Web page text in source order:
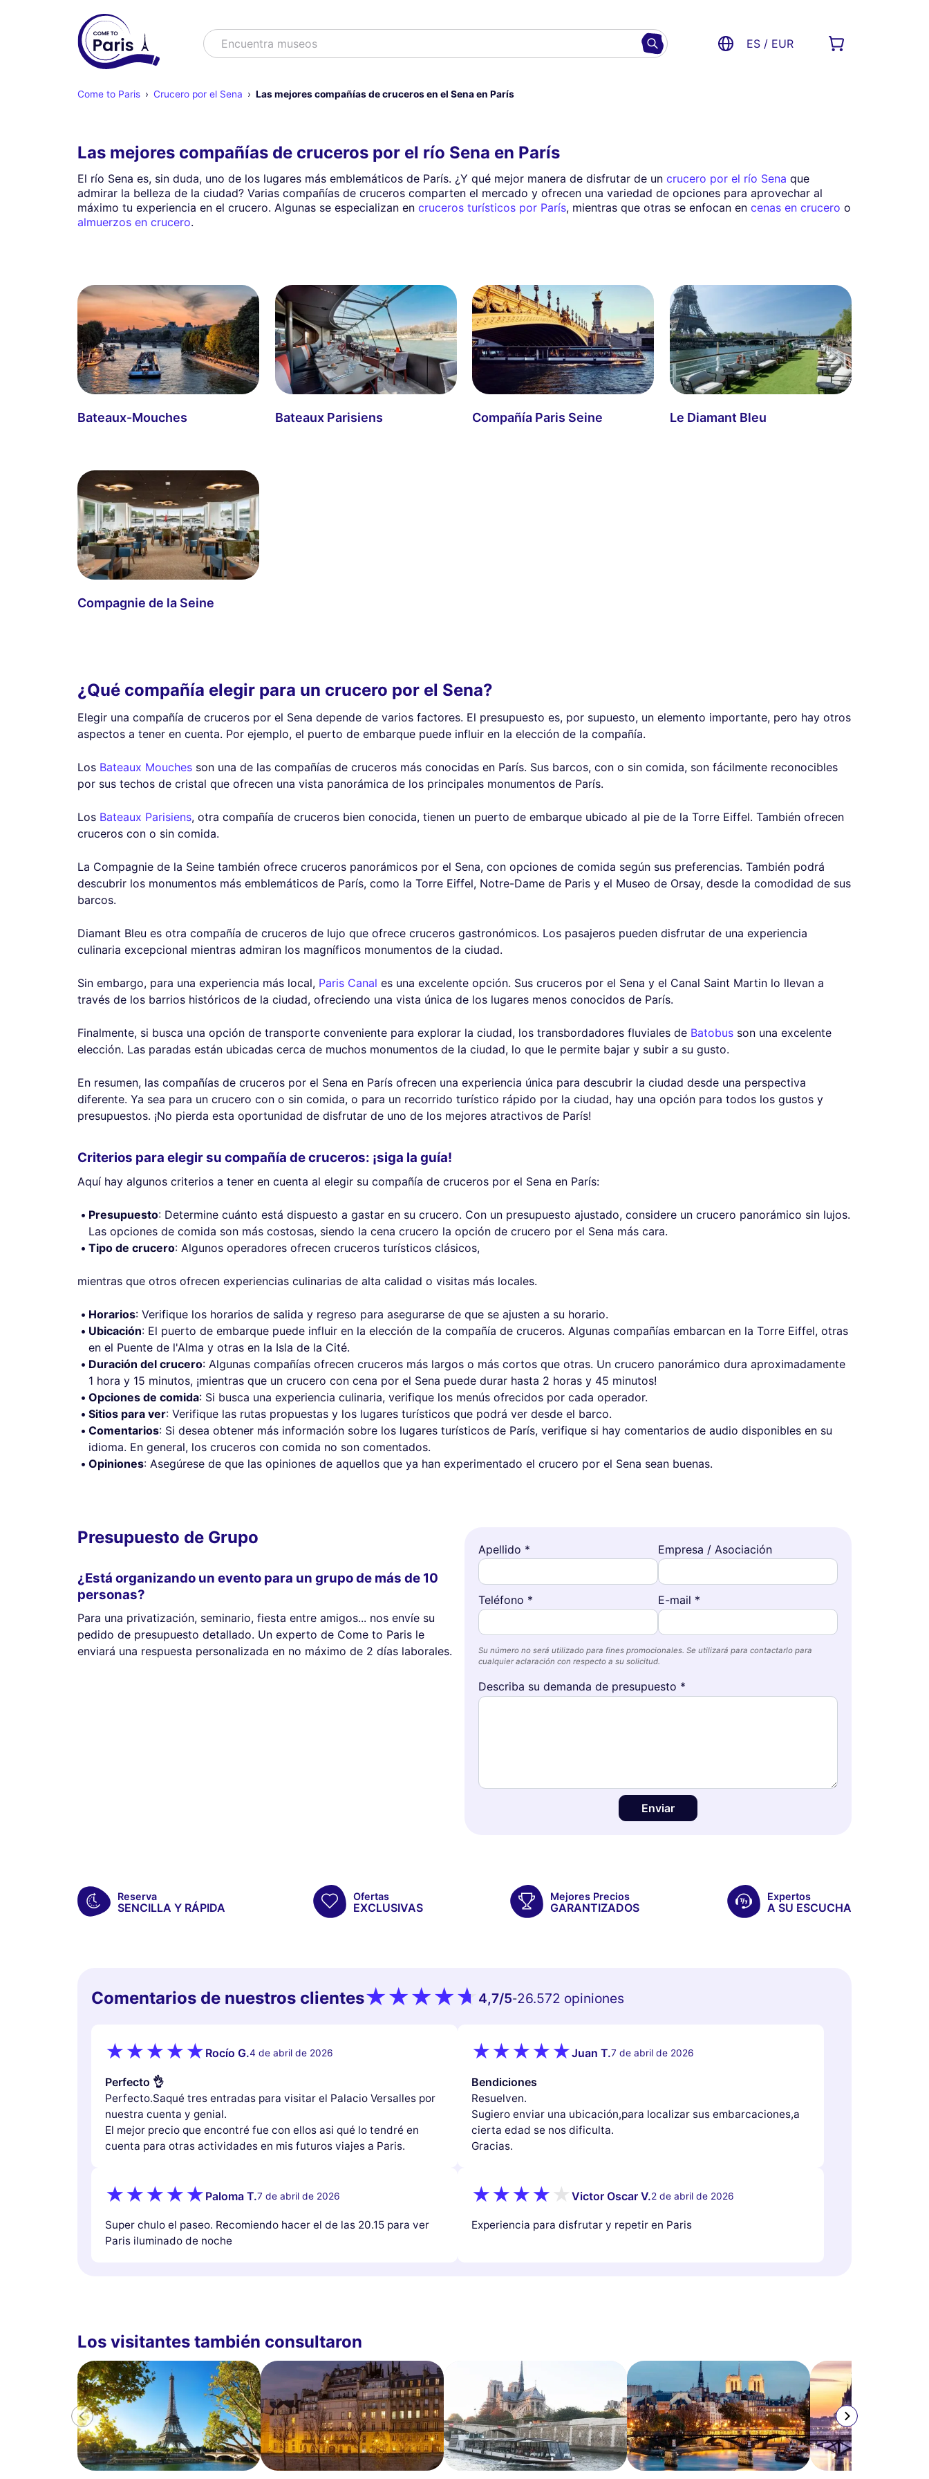
BuscarEncuentra m ES / EUR
Come to Paris Crucero por el Sena Las mejores compañías de cruceros en el Sena en París
Las mejores compañías de cruceros por el río Sena en París
El río Sena es, sin duda, uno de los lugares más emblemáticos de París. ¿Y qué mejor manera de disfrutar de un crucero por el río Sena que
admirar la belleza de la ciudad? Varias compañías de cruceros comparten el mercado y ofrecen una variedad de opciones para aprovechar al
máximo tu experiencia en el crucero. Algunas se especializan en cruceros turísticos por París, mientras que otras se enfocan en cenas en crucero o
almuerzos en crucero.
Bateaux-Mouches Bateaux Parisiens Compañía Paris Seine Le Diamant Bleu
Compagnie de la Seine
¿Qué compañía elegir para un crucero por el Sena?
Elegir una compañía de cruceros por el Sena depende de varios factores. El presupuesto es, por supuesto, un elemento importante, pero hay otros
aspectos a tener en cuenta. Por ejemplo, el puerto de embarque puede influir en la elección de la compañía.
Los Bateaux Mouches son una de las compañías de cruceros más conocidas en París. Sus barcos, con o sin comida, son fácilmente reconocibles
por sus techos de cristal que ofrecen una vista panorámica de los principales monumentos de París.
Los Bateaux Parisiens, otra compañía de cruceros bien conocida, tienen un puerto de embarque ubicado al pie de la Torre Eiffel. También ofrecen
cruceros con o sin comida.
La Compagnie de la Seine también ofrece cruceros panorámicos por el Sena, con opciones de comida según sus preferencias. También podrá
descubrir los monumentos más emblemáticos de París, como la Torre Eiffel, Notre-Dame de Paris y el Museo de Orsay, desde la comodidad de sus
barcos.
Diamant Bleu es otra compañía de cruceros de lujo que ofrece cruceros gastronómicos. Los pasajeros pueden disfrutar de una experiencia
culinaria excepcional mientras admiran los magníficos monumentos de la ciudad.
Sin embargo, para una experiencia más local, Paris Canal es una excelente opción. Sus cruceros por el Sena y el Canal Saint Martin lo llevan a
través de los barrios históricos de la ciudad, ofreciendo una vista única de los lugares menos conocidos de París.
Finalmente, si busca una opción de transporte conveniente para explorar la ciudad, los transbordadores fluviales de Batobus son una excelente
elección. Las paradas están ubicadas cerca de muchos monumentos de la ciudad, lo que le permite bajar y subir a su gusto.
En resumen, las compañías de cruceros por el Sena en París ofrecen una experiencia única para descubrir la ciudad desde una perspectiva
diferente. Ya sea para un crucero con o sin comida, o para un recorrido turístico rápido por la ciudad, hay una opción para todos los gustos y
presupuestos. ¡No pierda esta oportunidad de disfrutar de uno de los mejores atractivos de París!
Criterios para elegir su compañía de cruceros: ¡siga la guía!
Aquí hay algunos criterios a tener en cuenta al elegir su compañía de cruceros por el Sena en París:
Presupuesto: Determine cuánto está dispuesto a gastar en su crucero. Con un presupuesto ajustado, considere un crucero panorámico sin lujos.
Las opciones de comida son más costosas, siendo la cena crucero la opción de crucero por el Sena más cara.
Tipo de crucero: Algunos operadores ofrecen cruceros turísticos clásicos,
mientras que otros ofrecen experiencias culinarias de alta calidad o visitas más locales.
Horarios: Verifique los horarios de salida y regreso para asegurarse de que se ajusten a su horario.
Ubicación: El puerto de embarque puede influir en la elección de la compañía de cruceros. Algunas compañías embarcan en la Torre Eiffel, otras
en el Puente de l'Alma y otras en la Isla de la Cité.
Duración del crucero: Algunas compañías ofrecen cruceros más largos o más cortos que otras. Un crucero panorámico dura aproximadamente
1 hora y 15 minutos, ¡mientras que un crucero con cena por el Sena puede durar hasta 2 horas y 45 minutos!
Opciones de comida: Si busca una experiencia culinaria, verifique los menús ofrecidos por cada operador.
Sitios para ver: Verifique las rutas propuestas y los lugares turísticos que podrá ver desde el barco.
Comentarios: Si desea obtener más información sobre los lugares turísticos de París, verifique si hay comentarios de audio disponibles en su
idioma. En general, los cruceros con comida no son comentados.
Opiniones: Asegúrese de que las opiniones de aquellos que ya han experimentado el crucero por el Sena sean buenas.
Presupuesto de Grupo
¿Está organizando un evento para un grupo de más de 10
personas?
Para una privatización, seminario, fiesta entre amigos... nos envíe su
pedido de presupuesto detallado. Un experto de Come to Paris le
enviará una respuesta personalizada en no máximo de 2 días laborales.
Apellido * Empresa / Asociación
Teléfono * E-mail *
Su número no será utilizado para fines promocionales. Se utilizará para contactarlo para
cualquier aclaración con respecto a su solicitud.
Describa su demanda de presupuesto *
Enviar
Reserva
SENCILLA Y RÁPIDA
Ofertas
EXCLUSIVAS
Mejores Precios
GARANTIZADOS
Expertos
A SU ESCUCHA
Comentarios de nuestros clientes 4,7/5-26.572 opiniones
Rocío G.4 de abril de 2026
Perfecto 👌
Perfecto.Saqué tres entradas para visitar el Palacio Versalles por
nuestra cuenta y genial.
El mejor precio que encontré fue con ellos asi qué lo tendré en
cuenta para otras actividades en mis futuros viajes a Paris.
Juan T.7 de abril de 2026
Bendiciones
Resuelven.
Sugiero enviar una ubicación,para localizar sus embarcaciones,a
cierta edad se nos dificulta.
Gracias.
Paloma T.7 de abril de 2026
Super chulo el paseo. Recomiendo hacer el de las 20.15 para ver
Paris iluminado de noche
Victor Oscar V.2 de abril de 2026
Experiencia para disfrutar y repetir en Paris
Los visitantes también consultaron